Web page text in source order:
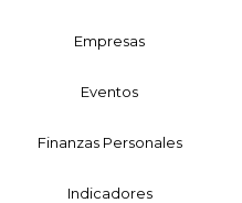
Empresas
Eventos
Finanzas Personales
Indicadores